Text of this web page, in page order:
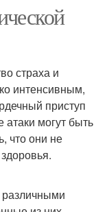
страха и
интенсивным,
приступ
могут быть
что они не
различными